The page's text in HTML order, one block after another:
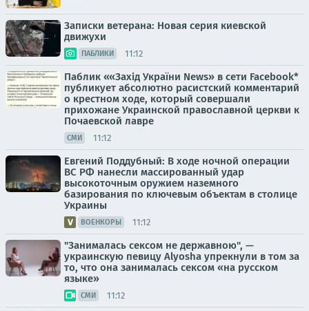
Записки ветерана: Новая серия киевской
движухи
ПАБЛИКИ 11:12
Паблик ««Захід України News» в сети Facebook*
публикует абсолютно расистский комментарий
о крестном ходе, который совершали
прихожане Украинской православной церкви к
Почаевской лавре
СМИ 11:12
Евгений Поддубный: В ходе ночной операции
ВС РФ нанесли массированный удар
высокоточным оружием наземного
базирования по ключевым объектам в столице
Украины
ВОЕНКОРЫ 11:12
"Занималась сексом не державною", —
украинскую певицу Alyosha упрекнули в том за
то, что она занималась сексом «на русском
языке»
СМИ 11:12